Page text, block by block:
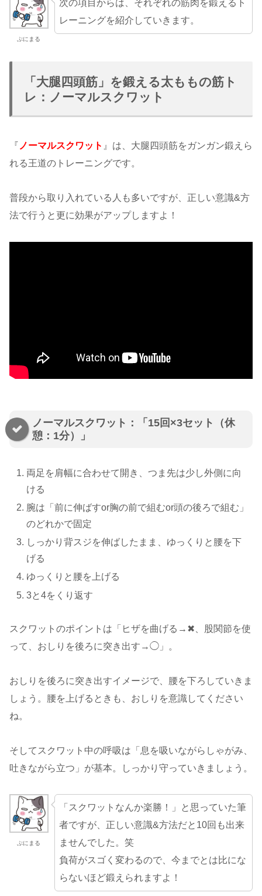
ぷにまる
次の項目からは、それぞれの筋肉を鍛えるト
レーニングを紹介していきます。
「大腿四頭筋」を鍛える太ももの筋ト
レ：ノーマルスクワット
『 ノーマルスクワット 』は、大腿四頭筋をガンガン鍛えら
れる王道のトレーニングです。
普段から取り入れている人も多いですが、正しい意識&方
法で行うと更に効果がアップしますよ！
ノーマルスクワット：「15回×3セット（休
憩：1分）」
両足を肩幅に合わせて開き、つま先は少し外側に向
ける
腕は「前に伸ばすor胸の前で組むor頭の後ろで組む」
のどれかで固定
しっかり背スジを伸ばしたまま、ゆっくりと腰を下
げる
ゆっくりと腰を上げる
3と4をくり返す
スクワットのポイントは「ヒザを曲げる→✖︎、股関節を使
って、おしりを後ろに突き出す→◯」。
おしりを後ろに突き出すイメージで、腰を下ろしていきま
しょう。腰を上げるときも、おしりを意識してください
ね。
そしてスクワット中の呼吸は「息を吸いながらしゃがみ、
吐きながら立つ」が基本。しっかり守っていきましょう。
ぷにまる
「スクワットなんか楽勝！」と思っていた筆
者ですが、正しい意識&方法だと10回も出来
ませんでした。笑
負荷がスゴく変わるので、今までとは比にな
らないほど鍛えられますよ！